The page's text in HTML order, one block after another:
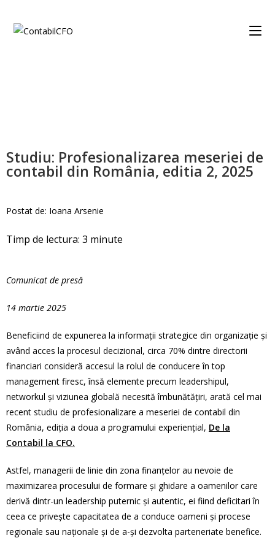
Studiu: Profesionalizarea meseriei de
contabil din România, editia 2, 2025
Postat de: Ioana Arsenie
Timp de lectura: 3 minute
Comunicat de presă
14 martie 2025
Beneficiind de expunerea la informaţii strategice din organizaţie şi
având acces la procesul decizional, circa 70% dintre directorii
financiari consideră accesul la rolul de conducere în top
management firesc, însă elemente precum leadershipul,
networkul şi viziunea globală necesită îmbunătăţiri, arată cel mai
recent studiu de profesionalizare a meseriei de contabil din
România, ediţia a doua a programului experienţial, De la
Contabil la CFO.
Astfel, managerii de linie din zona finanţelor au nevoie de
maximizarea procesului de formare şi ghidare a oamenilor care
derivă dintr-un leadership puternic şi autentic, ei fiind deficitari în
ceea ce priveşte capacitatea de a conduce oameni şi procese
regionale sau naţionale şi de a-şi dezvolta parteneriate benefice.